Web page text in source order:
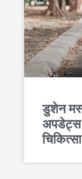
डुशेन
अपडेट्स